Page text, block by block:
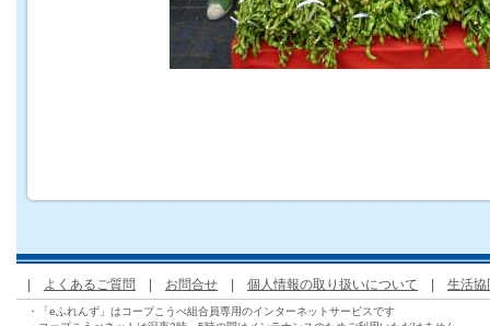
| よくあるご質問 | お問合せ | 個人情報の取り扱いについて | 生活協
・「eふれんず」はコープこうべ組合員専用のインターネットサービスです